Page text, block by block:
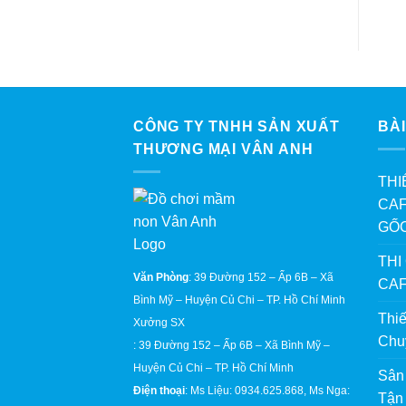
CÔNG TY TNHH SẢN XUẤT
THƯƠNG MẠI VÂN ANH
Văn Phòng: 39 Đường 152 – Ấp 6B – Xã
Bình Mỹ – Huyện Củ Chi – TP. Hồ Chí Minh
Xưởng SX
: 39 Đường 152 – Ấp 6B – Xã Bình Mỹ –
Huyện Củ Chi – TP. Hồ Chí Minh
Điện thoại: Ms Liệu: 0934.625.868, Ms Nga:
THI
Tận